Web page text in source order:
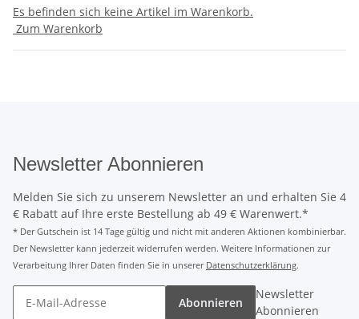
Es befinden sich keine Artikel im Warenkorb.
Zum Warenkorb
Newsletter Abonnieren
Melden Sie sich zu unserem Newsletter an und erhalten Sie 4
€ Rabatt auf Ihre erste Bestellung ab 49 € Warenwert.*
* Der Gutschein ist 14 Tage gültig und nicht mit anderen Aktionen kombinierbar.
Der Newsletter kann jederzeit widerrufen werden. Weitere Informationen zur
Verarbeitung Ihrer Daten finden Sie in unserer Datenschutzerklärung.
Abonnieren
Newsletter
Abonnieren